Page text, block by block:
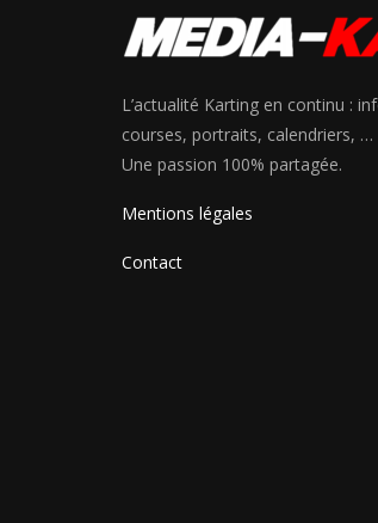
L’actualité Karting en continu :
courses, portraits, calendriers, …
Une passion 100% partagée.
Mentions légales
Contact